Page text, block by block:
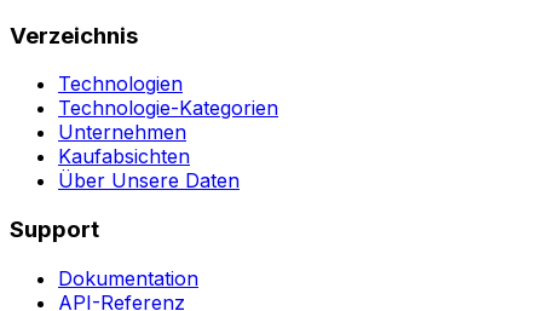
Verzeichnis
Technologien
Technologie-Kategorien
Unternehmen
Kaufabsichten
Über Unsere Daten
Support
Dokumentation
API-Referenz